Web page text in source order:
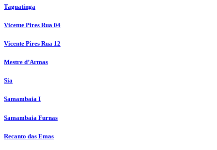
Taguatinga
Vicente Pires Rua 04
Vicente Pires Rua 12
Mestre d’Armas
Sia
Samambaia I
Samambaia Furnas
Recanto das Emas